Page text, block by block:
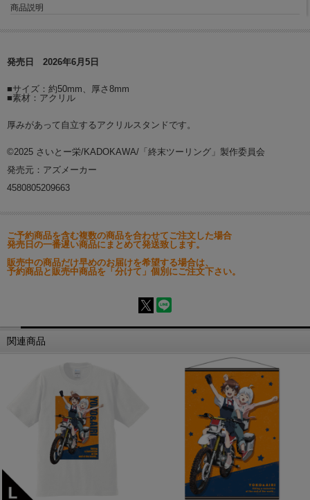
商品説明
発売日 2026年6月5日
■サイズ：約50mm、厚さ8mm
■素材：アクリル
厚みがあって自立するアクリルスタンドです。
©2025 さいとー栄/KADOKAWA/「終末ツーリング」製作委員会
発売元：アズメーカー
4580805209663
ご予約商品を含む複数の商品を合わせてご注文した場合
発売日の一番遅い商品にまとめて発送致します。
販売中の商品だけ早めのお届けを希望する場合は、
予約商品と販売中商品を「分けて」個別にご注文下さい。
関連商品